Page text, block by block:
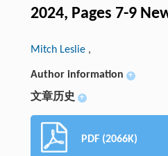
2024, Pages 7-9
Mitch Leslie ,
Author information +
文章历史 +
PDF (2066K)